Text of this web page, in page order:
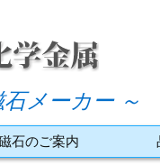
メーカー ～
石のご案内